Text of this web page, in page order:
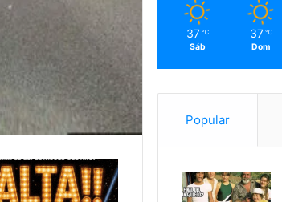
37 ℃
Sáb
37 ℃
Dom
Popular